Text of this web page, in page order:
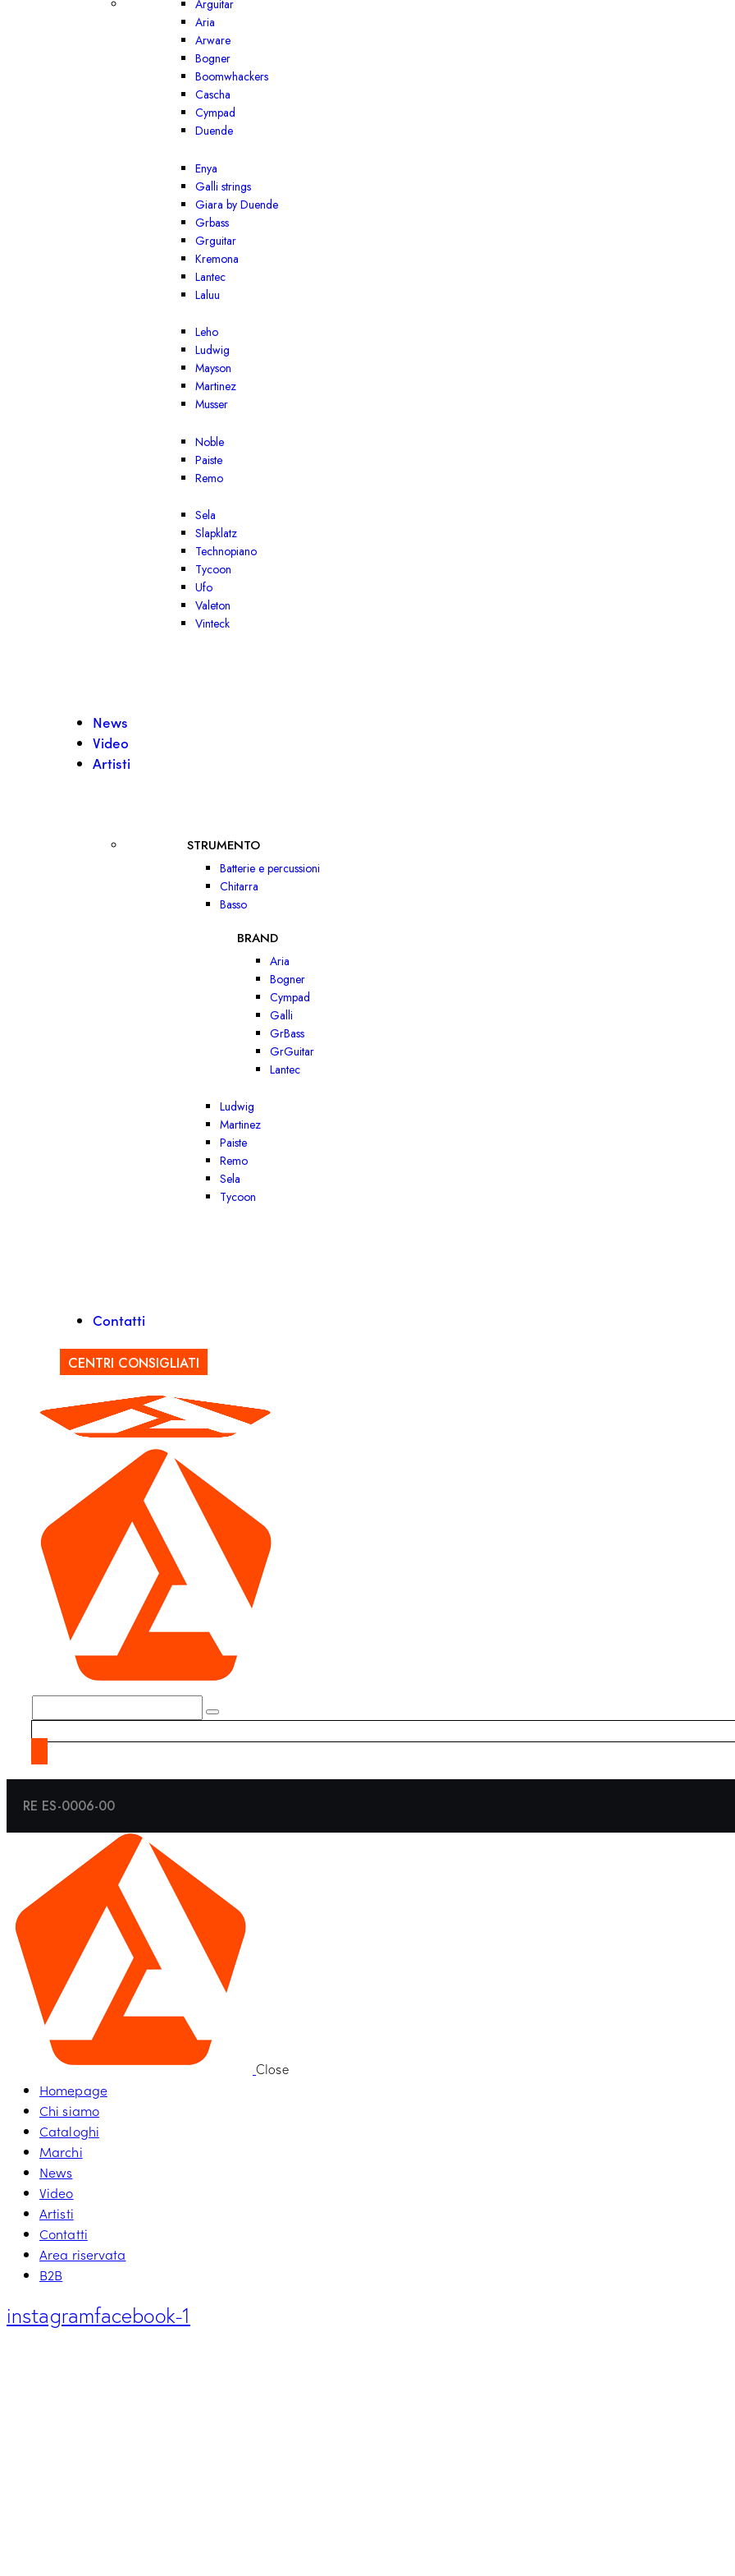
Arguitar
Aria
Arware
Bogner
Boomwhackers
Cascha
Cympad
Duende
Enya
Galli strings
Giara by Duende
Grbass
Grguitar
Kremona
Lantec
Laluu
Leho
Ludwig
Mayson
Martinez
Musser
Noble
Paiste
Remo
Sela
Slapklatz
Technopiano
Tycoon
Ufo
Valeton
Vinteck
News
Video
Artisti
STRUMENTO
Batterie e percussioni
Chitarra
Basso
BRAND
Aria
Bogner
Cympad
Galli
GrBass
GrGuitar
Lantec
Ludwig
Martinez
Paiste
Remo
Sela
Tycoon
Contatti
CENTRI CONSIGLIATI
RE ES-0006-00
Close
Homepage
Chi siamo
Cataloghi
Marchi
News
Video
Artisti
Contatti
Area riservata
B2B
instagramfacebook-1